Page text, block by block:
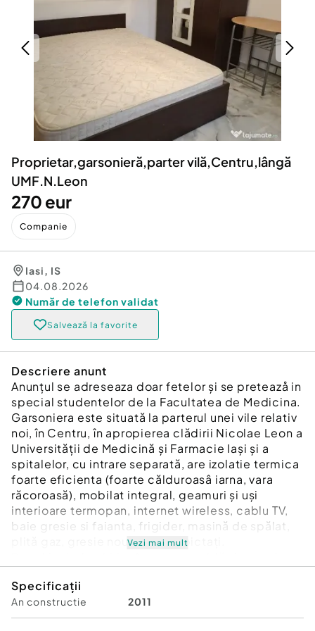
Servicii
Animale de companie
Afaceri și echipamente profesionale
Inchiriere Bunuri si Vehicule
Utilaje agricole si industriale
Piese auto si accesorii
Dacia Duster
Proprietar,garsonieră,parter vilă,Centru,lângă
UMF.N.Leon
270 eur
Companie
Iasi, IS
04.08.2026
Număr de telefon validat
Salvează la favorite
Descriere anunt
Anunțul se adreseaza doar fetelor și se preteazå in
special studentelor de la Facultatea de Medicina.
Garsoniera este situată la parterul unei vile relativ
noi, în Centru, în apropierea clădirii Nicolae Leon a
Universității de Medicină și Farmacie Iași și a
spitalelor, cu intrare separată, are izolatie termica
foarte eficienta (foarte călduroasâ iarna, vara
răcoroasă), mobilat integral, geamuri și uși
interioare termopan, internet wireless, cablu TV,
baie gresie si faianta, frigider, masină de spălat,
plită gaz, gresie nouă , pereți pictați.
înregistrat de contoarele individuale (numai
pentru garsonieră) + caldura pe perioada rece,
Vila se afla la 2 minute de mers pe jos de clădirea
Vezi mai mult
Specificații
An constructie 2011